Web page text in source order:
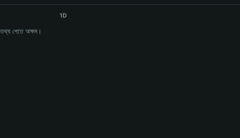
Bahasa Indonesia
हिन्दी
1D
তথ্য পেতে অক্ষম।